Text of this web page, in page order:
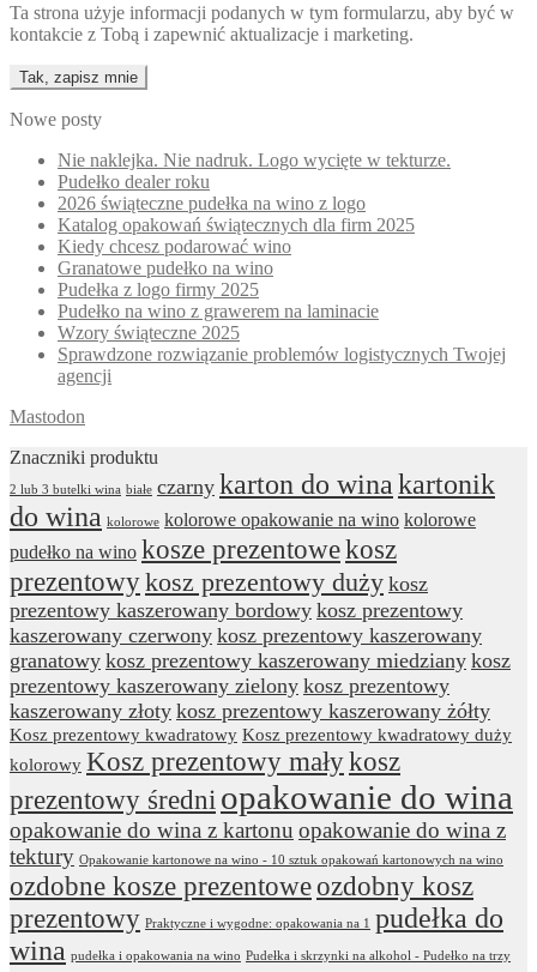
Ta strona użyje informacji podanych w tym formularzu, aby być w
kontakcie z Tobą i zapewnić aktualizacje i marketing.
Nowe posty
Nie naklejka. Nie nadruk. Logo wycięte w tekturze.
Pudełko dealer roku
2026 świąteczne pudełka na wino z logo
Katalog opakowań świątecznych dla firm 2025
Kiedy chcesz podarować wino
Granatowe pudełko na wino
Pudełka z logo firmy 2025
Pudełko na wino z grawerem na laminacie
Wzory świąteczne 2025
Sprawdzone rozwiązanie problemów logistycznych Twojej
agencji
Mastodon
Znaczniki produktu
2 lub 3 butelki wina białe czarny karton do wina kartonik
do wina kolorowe kolorowe opakowanie na wino kolorowe
pudełko na wino kosze prezentowekosz
prezentowykosz prezentowy duży kosz
prezentowy kaszerowany bordowy kosz prezentowy
kaszerowany czerwony kosz prezentowy kaszerowany
granatowy kosz prezentowy kaszerowany miedziany kosz
prezentowy kaszerowany zielony kosz prezentowy
kaszerowany złoty kosz prezentowy kaszerowany żółty
Kosz prezentowy kwadratowy Kosz prezentowy kwadratowy duży
kolorowy Kosz prezentowy małykosz
prezentowy średni opakowanie do wina
opakowanie do wina z kartonu opakowanie do wina z
tektury Opakowanie kartonowe na wino - 10 sztuk opakowań kartonowych na wino
ozdobne kosze prezentoweozdobny kosz
prezentowy Praktyczne i wygodne: opakowania na 1
pudełka do
wina pudełka i opakowania na wino Pudełka i skrzynki na alkohol - Pudełko na trzy